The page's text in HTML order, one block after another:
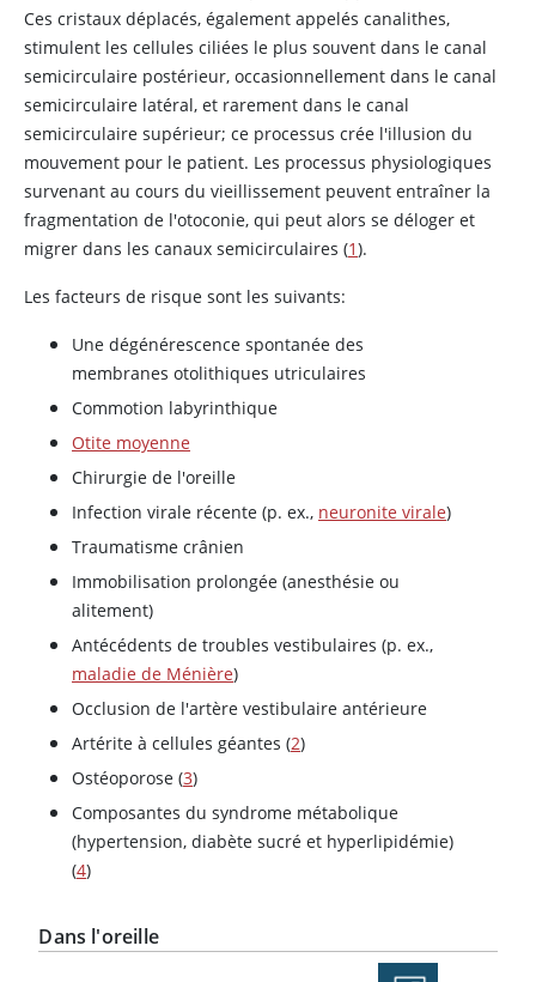
Ces cristaux déplacés, également appelés canalithes,
stimulent les cellules ciliées le plus souvent dans le canal
semicirculaire postérieur, occasionnellement dans le canal
semicirculaire latéral, et rarement dans le canal
semicirculaire supérieur; ce processus crée l'illusion du
mouvement pour le patient. Les processus physiologiques
survenant au cours du vieillissement peuvent entraîner la
fragmentation de l'otoconie, qui peut alors se déloger et
migrer dans les canaux semicirculaires (1).
Les facteurs de risque sont les suivants:
Une dégénérescence spontanée des
membranes otolithiques utriculaires
Commotion labyrinthique
Otite moyenne
Chirurgie de l'oreille
Infection virale récente (p. ex., neuronite virale)
Traumatisme crânien
Immobilisation prolongée (anesthésie ou
alitement)
Antécédents de troubles vestibulaires (p. ex.,
maladie de Ménière)
Occlusion de l'artère vestibulaire antérieure
Artérite à cellules géantes (2)
Ostéoporose (3)
Composantes du syndrome métabolique
(hypertension, diabète sucré et hyperlipidémie)
(4)
Dans l'oreille